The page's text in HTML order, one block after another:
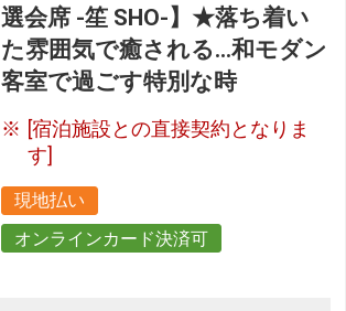
選会席 -笙 SHO-】★落ち着い
た雰囲気で癒される…和モダン
客室で過ごす特別な時
[宿泊施設との直接契約となりま
す]
現地払い
オンラインカード決済可